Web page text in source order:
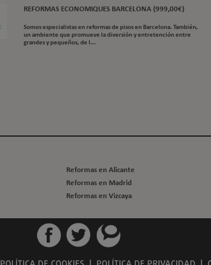
REFORMAS ECONOMIQUES BARCELONA (999,00€)
Somos especialistas en reformas de pisos en Barcelona. También,
un ambiente que promueve la diversión y entretención entre
grandes y pequeños, de l...
Reformas en Alicante
Reformas en Madrid
Reformas en Vizcaya